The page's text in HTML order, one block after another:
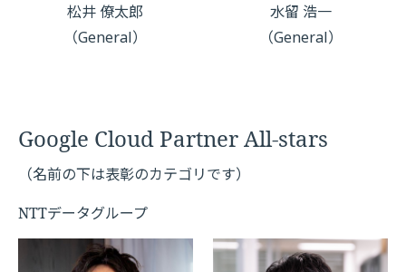
松井 僚太郎
（General）
水留 浩一
（General）
Google Cloud Partner All-stars
（名前の下は表彰のカテゴリです）
NTTデータグループ